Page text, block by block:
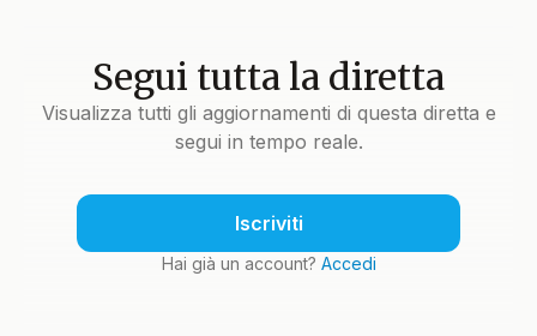
Segui tutta la diretta
Visualizza tutti gli aggiornamenti di questa diretta e
segui in tempo reale.
Iscriviti
Hai già un account? Accedi